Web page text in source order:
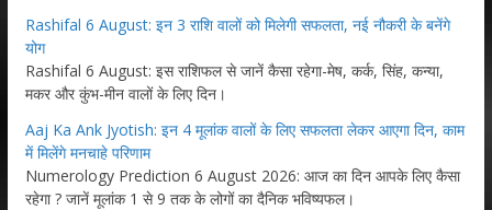
Rashifal 6 August: इन 3 राशि वालों को मिलेगी सफलता, नई नौकरी के बनेंगे
योग
Rashifal 6 August: इस राशिफल से जानें कैसा रहेगा-मेष, कर्क, सिंह, कन्या,
मकर और कुंभ-मीन वालों के लिए दिन।
Aaj Ka Ank Jyotish: इन 4 मूलांक वालों के लिए सफलता लेकर आएगा दिन, काम
में मिलेंगे मनचाहे परिणाम
Numerology Prediction 6 August 2026: आज का दिन आपके लिए कैसा
रहेगा ? जानें मूलांक 1 से 9 तक के लोगों का दैनिक भविष्यफल।